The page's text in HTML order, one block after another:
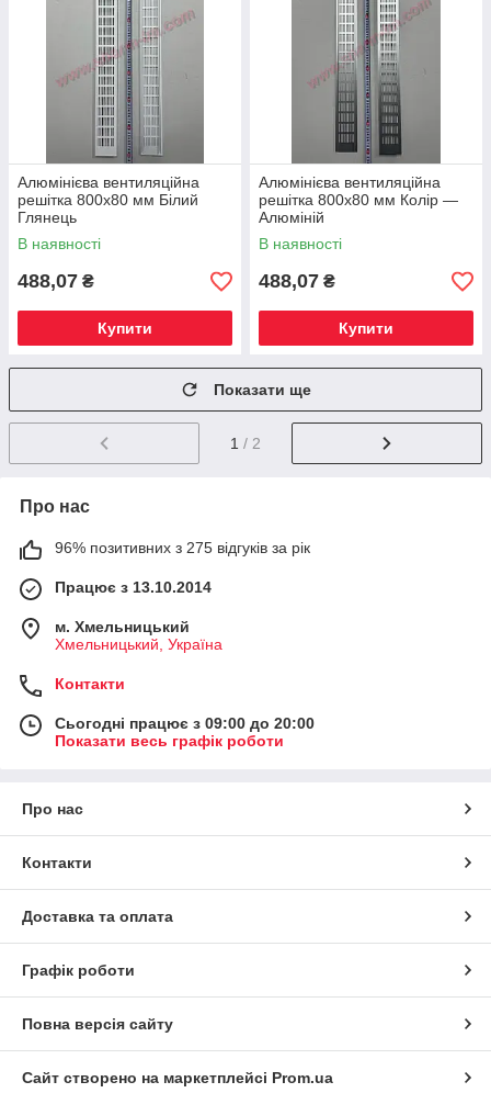
Алюмінієва вентиляційна
решітка 800х80 мм Білий
Глянець
В наявності
488,07 ₴
Купити
Алюмінієва вентиляційна
решітка 800х80 мм Колір —
Алюміній
В наявності
488,07 ₴
Купити
Показати ще
1 / 2
Про нас
96% позитивних з 275 відгуків за рік
Працює з 13.10.2014
м. Хмельницький
Хмельницький, Україна
Контакти
Сьогодні працює з 09:00 до 20:00
Показати весь графік роботи
Про нас
Контакти
Доставка та оплата
Графік роботи
Повна версія сайту
Сайт створено на маркетплейсі Prom.ua